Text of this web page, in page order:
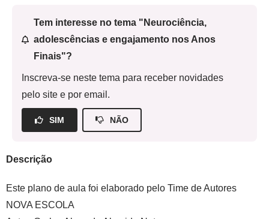
Tem interesse no tema "Neurociência,
adolescências e engajamento nos Anos
Finais"?
Inscreva-se neste tema para receber novidades
pelo site e por email.
SIM NÃO
Descrição
Este plano de aula foi elaborado pelo Time de Autores
NOVA ESCOLA